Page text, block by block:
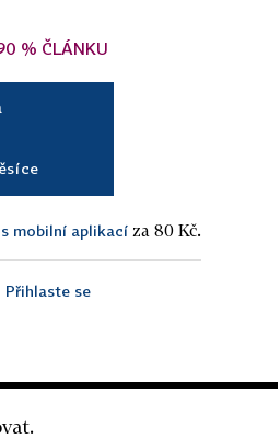
% ČLÁNKU
mobilní aplikací za 80 Kč.
Přihlaste se